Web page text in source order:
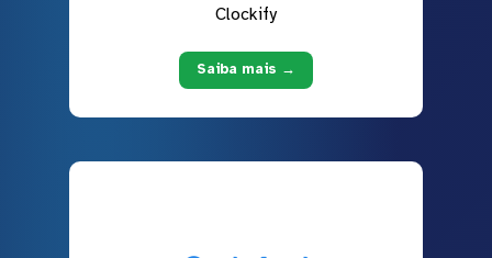
Clockify
Saiba mais →